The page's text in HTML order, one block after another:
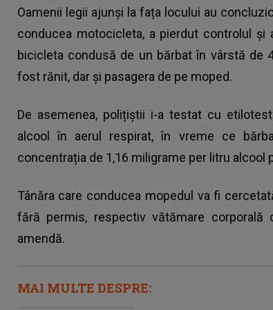
Oamenii legii ajunși la fața locului au
conducea motocicleta, a pierdut controlul
bicicleta condusă de un bărbat în vârstă de
fost rănit, dar și pasagera de pe moped.
De asemenea, polițiștii i-a testat cu
alcool în aerul respirat, în vreme ce
concentrația de 1,16 miligrame per litru alcool
Tânăra care conducea mopedul va fi
fără permis, respectiv vătămare
amendă.
MAI MULTE DESPRE: